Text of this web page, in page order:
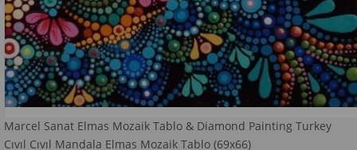
Marcel Sanat Elmas Mozaik Tablo & Diamond Painting Turkey
Cıvıl Cıvıl Mandala Elmas Mozaik Tablo (69x66)